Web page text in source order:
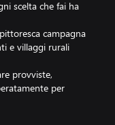
scelta che fai ha
campagna
e villaggi rurali
provviste,
per